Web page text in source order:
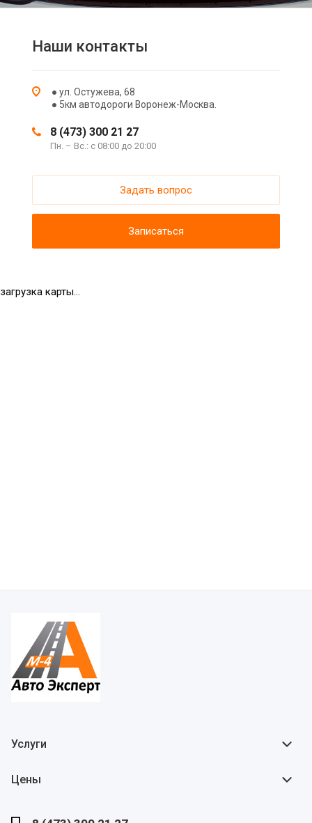
Наши контакты
● ул. Остужева, 68
● 5км автодороги Воронеж-Москва.
8 (473) 300 21 27
Пн. – Вс.: с 08:00 до 20:00
Задать вопрос
Записаться
загрузка карты...
Услуги
Цены